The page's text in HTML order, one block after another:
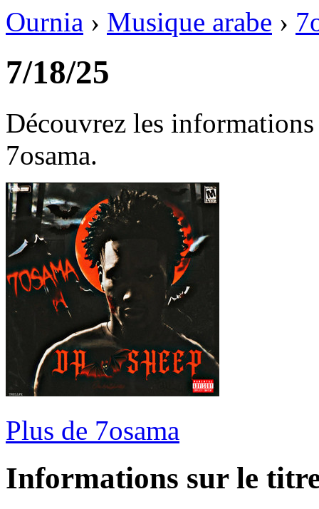
Ournia › Musique arabe ›
7/18/25
Découvrez les
7osama.
Plus de 7osama
Informations sur le